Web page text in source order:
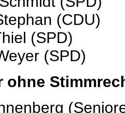
(CDU)
(SPD)
(SPD)
ohne